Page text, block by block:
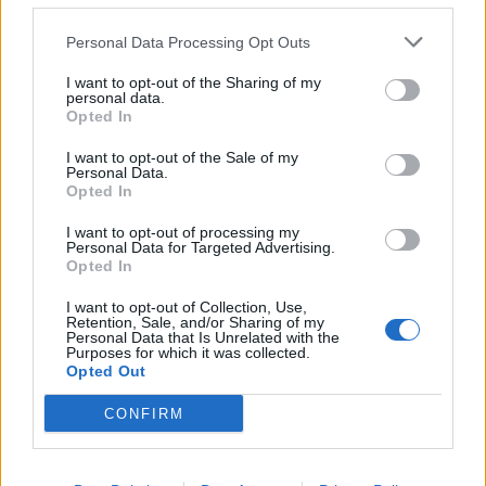
Personal Data Processing Opt Outs
I want to opt-out of the Sharing of my
personal data.
Opted In
I want to opt-out of the Sale of my
Personal Data.
Opted In
I want to opt-out of processing my
Personal Data for Targeted Advertising.
Opted In
I want to opt-out of Collection, Use,
Retention, Sale, and/or Sharing of my
Personal Data that Is Unrelated with the
Purposes for which it was collected.
Opted Out
CONFIRM
Joan Zukos
Zjarri masiv në Malin e
Krujës vihet nën kontroll/
Mbrojtja: Aktualisht një
vatër aktive
madh në Krujë, banorët
tregojnë momentet e
mbajtur vetë nën kontroll,
zjarrfikësja fiku vetëm
vatrat e vogla (VIDEO)
Përshkallëzimi rajonal
rikthen Jemenin në fokus,
Vrasja e 20-vjeçarit në
Korçë/ Zbardhet dëshmia